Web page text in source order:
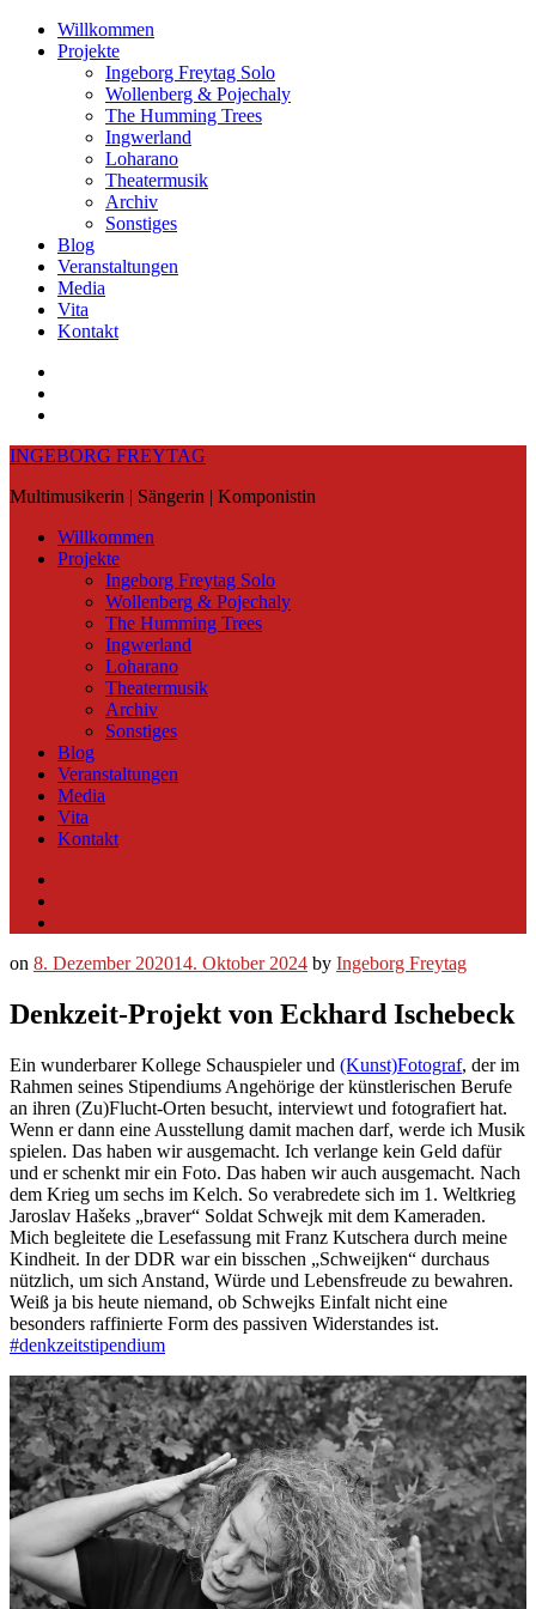
Skip
Willkommen
Projekte
Ingeborg Freytag Solo
Wollenberg & Pojechaly
The Humming Trees
Ingwerland
Loharano
Theatermusik
Archiv
Sonstiges
Blog
Veranstaltungen
Media
Vita
Kontakt
INGEBORG FREYTAG
Multimusikerin | Sängerin | Komponistin
Willkommen
Projekte
Ingeborg Freytag Solo
Wollenberg & Pojechaly
The Humming Trees
Ingwerland
Loharano
Theatermusik
Archiv
Sonstiges
Blog
Veranstaltungen
Media
Vita
Kontakt
on 8. Dezember 202014. Oktober 2024 by Ingeborg Freytag
Denkzeit-Projekt von Eckhard Ischebeck
Ein wunderbarer Kollege Schauspieler und (Kunst)Fotograf, der im
Rahmen seines Stipendiums Angehörige der künstlerischen Berufe
an ihren (Zu)Flucht-Orten besucht, interviewt und fotografiert hat.
Wenn er dann eine Ausstellung damit machen darf, werde ich Musik
spielen. Das haben wir ausgemacht. Ich verlange kein Geld dafür
und er schenkt mir ein Foto. Das haben wir auch ausgemacht. Nach
dem Krieg um sechs im Kelch. So verabredete sich im 1. Weltkrieg
Jaroslav Hašeks „braver“ Soldat Schwejk mit dem Kameraden.
Mich begleitete die Lesefassung mit Franz Kutschera durch meine
Kindheit. In der DDR war ein bisschen „Schweijken“ durchaus
nützlich, um sich Anstand, Würde und Lebensfreude zu bewahren.
Weiß ja bis heute niemand, ob Schwejks Einfalt nicht eine
besonders raffinierte Form des passiven Widerstandes ist.
#denkzeitstipendium